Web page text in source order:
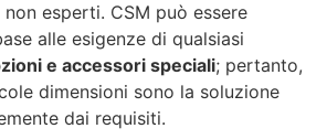
esperti. CSM può essere
alle esigenze di qualsiasi
e accessori speciali; pertanto,
dimensioni sono la soluzione
dai requisiti.